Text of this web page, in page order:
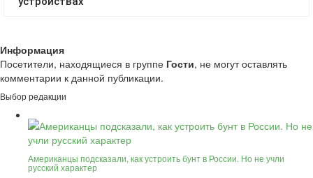
Информация
Посетители, находящиеся в группе Гости, не могут оставлять
комментарии к данной публикации.
Выбор редакции
Американцы подсказали, как устроить бунт в России. Но не учли
русский характер